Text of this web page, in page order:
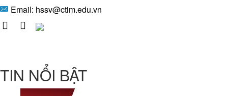
Email: hssv@ctim.edu.vn
TIN NỔI BẬT